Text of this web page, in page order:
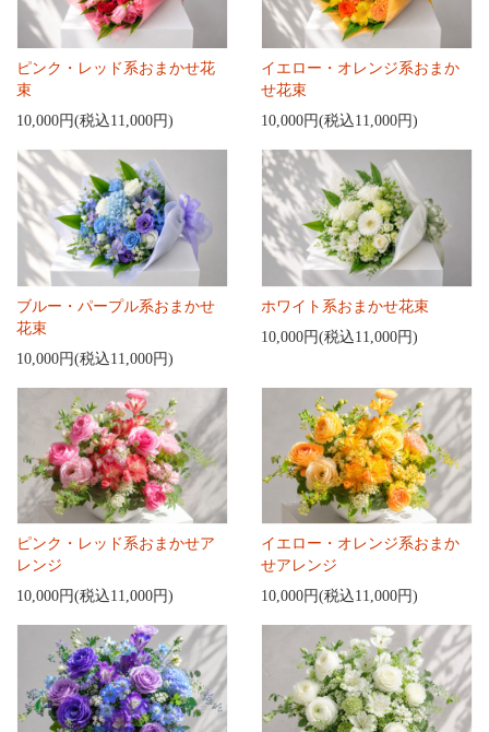
ピンク・レッド系おまかせ花
束
10,000円(税込11,000円)
イエロー・オレンジ系おまか
せ花束
10,000円(税込11,000円)
ブルー・パープル系おまかせ
花束
10,000円(税込11,000円)
ホワイト系おまかせ花束
10,000円(税込11,000円)
ピンク・レッド系おまかせア
レンジ
10,000円(税込11,000円)
イエロー・オレンジ系おまか
せアレンジ
10,000円(税込11,000円)